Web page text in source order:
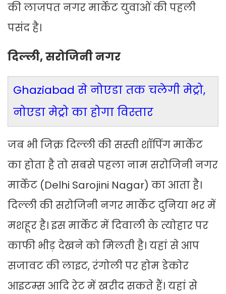
की लाजपत नगर मार्केट युवाओं की पहली
पसंद है।
दिल्ली, सरोजिनी नगर
Ghaziabad से नोएडा तक चलेगी मेट्रो,
नोएडा मेट्रो का होगा विस्तार
जब भी जिक्र दिल्ली की सस्ती शॉपिंग मार्केट
का होता है तो सबसे पहला नाम सरोजिनी नगर
मार्केट (Delhi Sarojini Nagar) का आता है।
दिल्ली की सरोजिनी नगर मार्केट दुनिया भर में
मशहूर है। इस मार्केट में दिवाली के त्योहार पर
काफी भीड़ देखने को मिलती है। यहां से आप
सजावट की लाइट, रंगोली पर होम डेकोर
आइटम्स आदि रेट में खरीद सकते हैं। यहां से